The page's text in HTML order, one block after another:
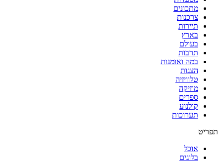
מתכונים
צרכנות
תיירות
בארץ
בעולם
תרבות
במה ואומנות
הצגות
טלוויזיה
מוזיקה
ספרים
קולנוע
תערוכות
תפריט
אוכל
בלוגים